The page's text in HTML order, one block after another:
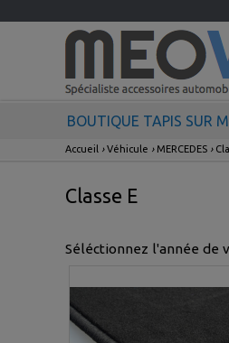
BOUTIQUE TAPIS SUR
Accueil ›Véhicule › MERCEDES ›
Classe E
Séléctionnez l'année de